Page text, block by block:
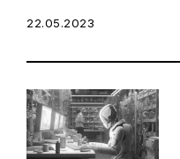
POSTED ON:
22.05.2023